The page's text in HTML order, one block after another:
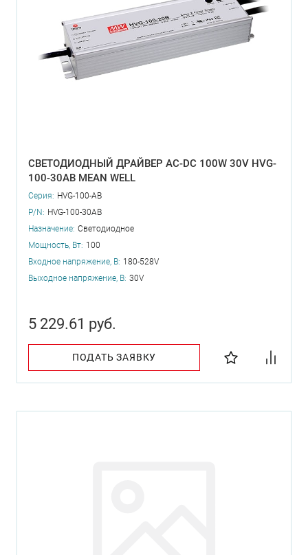
СВЕТОДИОДНЫЙ ДРАЙВЕР AC-DC 100W 30V HVG-
100-30AB MEAN WELL
Серия: HVG-100-AB
P/N: HVG-100-30AB
Назначение: Светодиодное
Мощность, Вт: 100
Входное напряжение, В: 180-528V
Выходное напряжение, В: 30V
5 229.61 руб.
ПОДАТЬ ЗАЯВКУ